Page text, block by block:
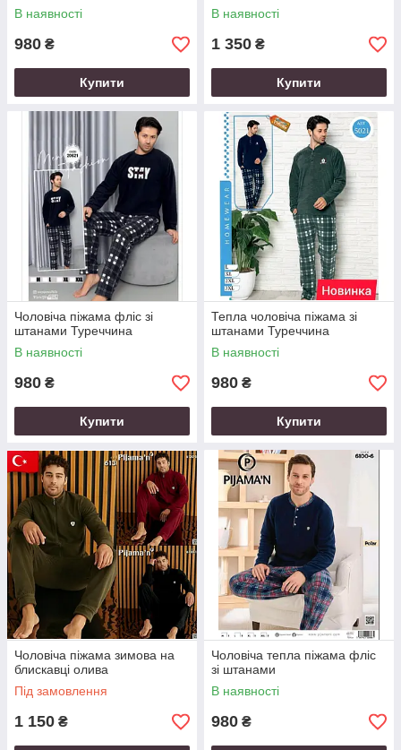
В наявності
980 ₴
Купити
В наявності
1 350 ₴
Купити
Чоловіча піжама фліс зі
штанами Туреччина
В наявності
980 ₴
Купити
Тепла чоловіча піжама зі
штанами Туреччина
В наявності
980 ₴
Купити
Чоловіча піжама зимова на
блискавці олива
Під замовлення
1 150 ₴
Чоловіча тепла піжама фліс
зі штанами
В наявності
980 ₴